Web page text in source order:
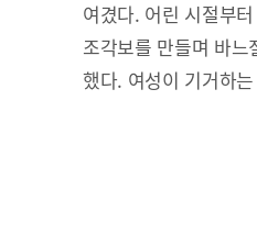
여겼다. 어린 시절부
조각보를 만들며 바
했다. 여성이 기거하